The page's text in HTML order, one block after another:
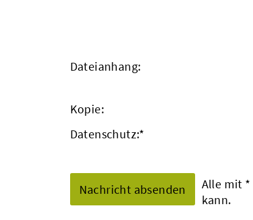
Dateianhang:
Kopie:
Datenschutz:*
Alle mit *
kann.